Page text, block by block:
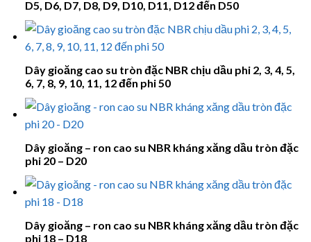
D5, D6, D7, D8, D9, D10, D11, D12 đến D50
Dây gioăng cao su tròn đặc NBR chịu dầu phi 2, 3, 4, 5,
6, 7, 8, 9, 10, 11, 12 đến phi 50
Dây gioăng – ron cao su NBR kháng xăng dầu tròn đặc
phi 20 – D20
Dây gioăng – ron cao su NBR kháng xăng dầu tròn đặc
phi 18 – D18